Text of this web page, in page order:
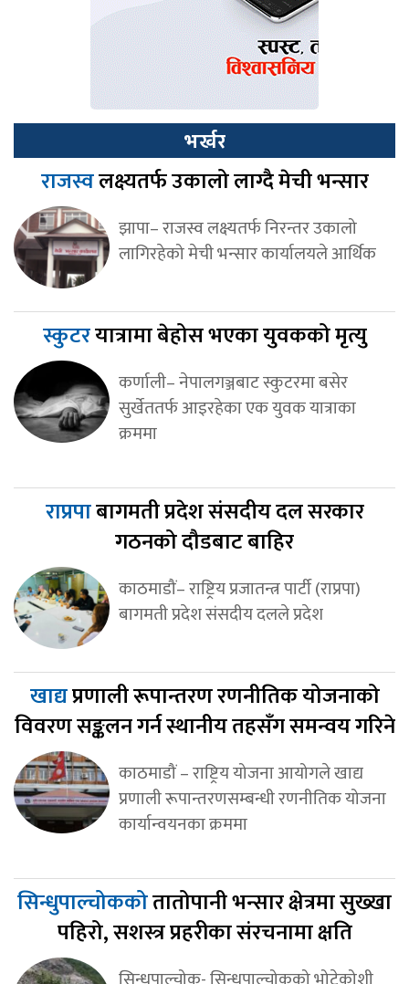
भर्खर
राजस्वलक्ष्यतर्फ उकालो लाग्दै मेची भन्सार
झापा– राजस्व लक्ष्यतर्फ निरन्तर उकालो
लागिरहेको मेची भन्सार कार्यालयले आर्थिक
स्कुटरयात्रामा बेहोस भएका युवकको मृत्यु
कर्णाली– नेपालगञ्जबाट स्कुटरमा बसेर
सुर्खेततर्फ आइरहेका एक युवक यात्राका
क्रममा
राप्रपाबागमती प्रदेश संसदीय दल सरकार
गठनको दौडबाट बाहिर
काठमाडौं– राष्ट्रिय प्रजातन्त्र पार्टी (राप्रपा)
बागमती प्रदेश संसदीय दलले प्रदेश
खाद्यप्रणाली रूपान्तरण रणनीतिक योजनाको
विवरण सङ्कलन गर्न स्थानीय तहसँग समन्वय गरिने
काठमाडौं – राष्ट्रिय योजना आयोगले खाद्य
प्रणाली रूपान्तरणसम्बन्धी रणनीतिक योजना
कार्यान्वयनका क्रममा
सिन्धुपाल्चोककोतातोपानी भन्सार क्षेत्रमा सुख्खा
पहिरो, सशस्त्र प्रहरीका संरचनामा क्षति